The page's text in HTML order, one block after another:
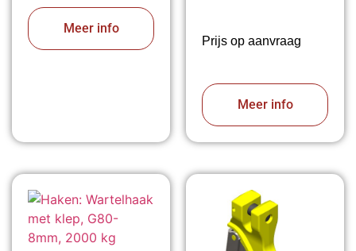
Meer info
Prijs op aanvraag
Meer info